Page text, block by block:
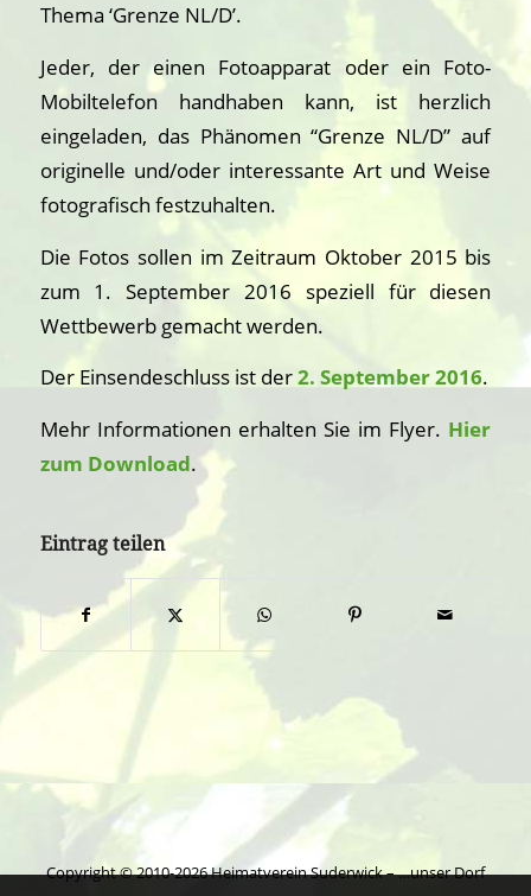
Thema ‘Grenze NL/D’.
Jeder, der einen Fotoapparat oder ein Foto-
Mobiltelefon handhaben kann, ist herzlich
eingeladen, das Phänomen “Grenze NL/D” auf
originelle und/oder interessante Art und Weise
fotografisch festzuhalten.
Die Fotos sollen im Zeitraum Oktober 2015 bis
zum 1. September 2016 speziell für diesen
Wettbewerb gemacht werden.
Der Einsendeschluss ist der2. September 2016.
Mehr Informationen erhalten Sie im Flyer. Hier
zum Download.
Eintrag teilen
Copyright © 2010-2026 Heimatverein Suderwick – …unser Dorf